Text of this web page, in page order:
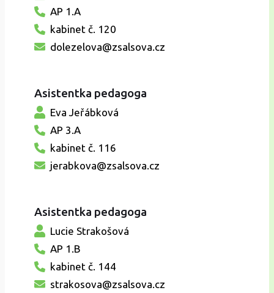
AP 1.A
kabinet č. 120
dolezelova@zsalsova.cz
Asistentka pedagoga
Eva Jeřábková
AP 3.A
kabinet č. 116
jerabkova@zsalsova.cz
Asistentka pedagoga
Lucie Strakošová
AP 1.B
kabinet č. 144
strakosova@zsalsova.cz